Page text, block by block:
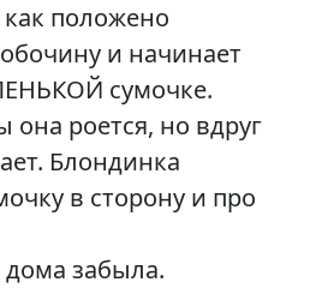
положено
и начинает
сумочке.
роется, но вдруг
Блондинка
в сторону и про
дома забыла.